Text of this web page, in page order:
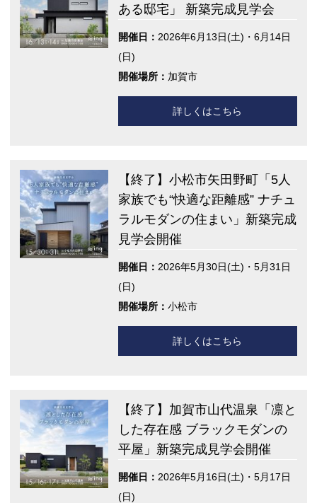
ある邸宅」 新築完成見学会
開催日： 2026年6月13日(土)・6月14日
(日)
開催場所： 加賀市
詳しくはこちら
【終了】小松市矢田野町「5人
家族でも“快適な距離感” ナチュ
ラルモダンの住まい」新築完成
見学会開催
開催日： 2026年5月30日(土)・5月31日
(日)
開催場所： 小松市
詳しくはこちら
【終了】加賀市山代温泉「凛と
した存在感 ブラックモダンの
平屋」新築完成見学会開催
開催日： 2026年5月16日(土)・5月17日
(日)